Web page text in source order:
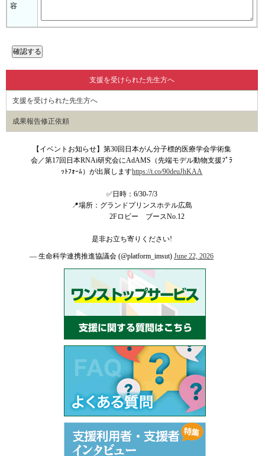
容
支援を受けられた先生方へ
支援を受けられた先生方へ
成果報告修正依頼
【イベントお知らせ】第30回日本がん分子標的医療学会学術集
会／第17回日本RNAi研究会にAdAMS（先端モデル動物支援ﾌﾟﾗ
ｯﾄﾌｫｰﾑ）が出展しますhttps://t.co/90deuJhKAA
✅日時：6/30-7/3
📍場所：グランドプリンスホテル広島
2Fロビー ブースNo.12
是非お立ち寄りください!
— 生命科学連携推進協議会 (@platform_imsut) June 22, 2026